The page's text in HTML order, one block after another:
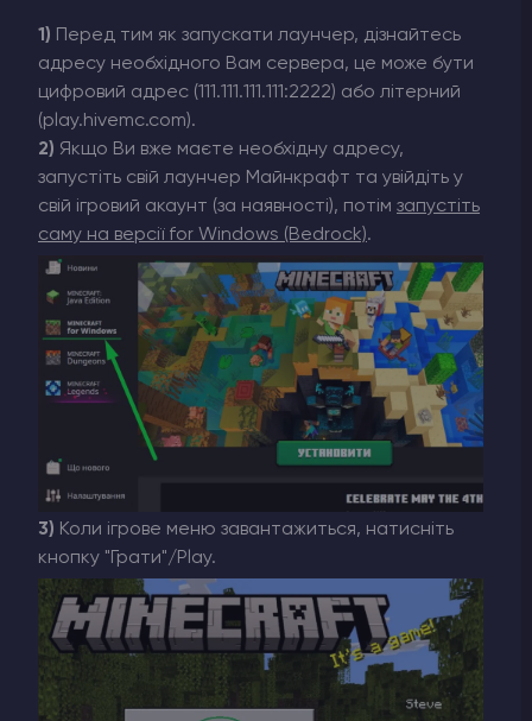
1) Перед тим як запускати лаунчер, дізнайтесь
адресу необхідного Вам сервера, це може бути
цифровий адрес (111.111.111.111:2222) або літерний
(play.hivemc.com).
2) Якщо Ви вже маєте необхідну адресу,
запустіть свій лаунчер Майнкрафт та увійдіть у
свій ігровий акаунт (за наявності), потім запустіть
саму на версії for Windows (Bedrock).
3) Коли ігрове меню завантажиться, натисніть
кнопку "Грати"/Play.